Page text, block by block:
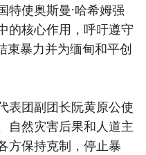
特使奥斯曼·哈希姆强
的核心作用，呼吁遵守
束暴力并为缅甸和平创
表团副团长阮黄原公使
自然灾害后果和人道主
方保持克制，停止暴